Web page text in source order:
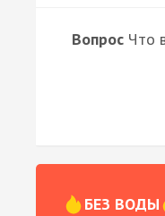
Вопрос Что
БЕЗ ВОДЫ